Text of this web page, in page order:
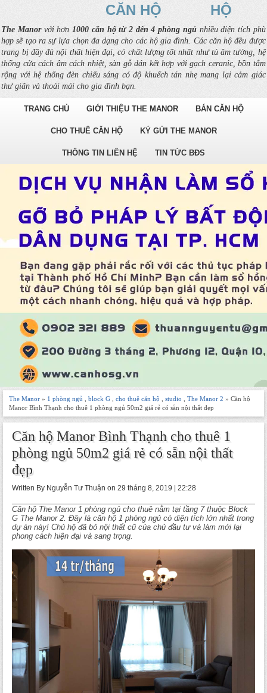
CĂN HỘ
HỘ
The Manorvới hơn1000 căn hộ từ 2 đến 4 phòng ngủnhiều diện tích phù
hợp sẽ tạo ra sự lựa chọn đa dạng cho các hộ gia đình. Các căn hộ đều được
trang bị đầy đủ nội thất hiện đại, có chất lượng tốt nhất như tủ âm tường, hệ
thống cửa cách âm cách nhiệt, sàn gỗ dán kết hợp với gạch ceranic, bồn tắm
rộng với hệ thống đèn chiếu sáng có độ khuếch tán nhẹ mang lại cảm giác
thư giãn và thoải mái cho gia đình bạn.
TRANG CHỦ GIỚI THIỆU THE MANOR BÁN CĂN HỘ
CHO THUÊ CĂN HỘ KÝ GỬI THE MANOR
THÔNG TIN LIÊN HỆ TIN TỨC BĐS
The Manor » 1 phòng ngủ block G cho thuê căn hộ studio The Manor 2 » Căn hộ
Manor Bình Thạnh cho thuê 1 phòng ngủ 50m2 giá rẻ có sẵn nội thất đẹp
Căn hộ Manor Bình Thạnh cho thuê 1
phòng ngủ 50m2 giá rẻ có sẵn nội thất
đẹp
Written By Nguyễn Tư Thuận on 29 tháng 8, 2019 | 22:28
Căn hộ The Manor 1 phòng ngủ cho thuê nằm tại tầng 7 thuộc Block
G The Manor 2. Đây là căn hộ 1 phòng ngủ có diện tích lớn nhất trong
dự án này! Chủ hộ đã bỏ nội thất cũ của chủ đầu tư và làm mới lại
phong cách hiện đại và sang trọng.